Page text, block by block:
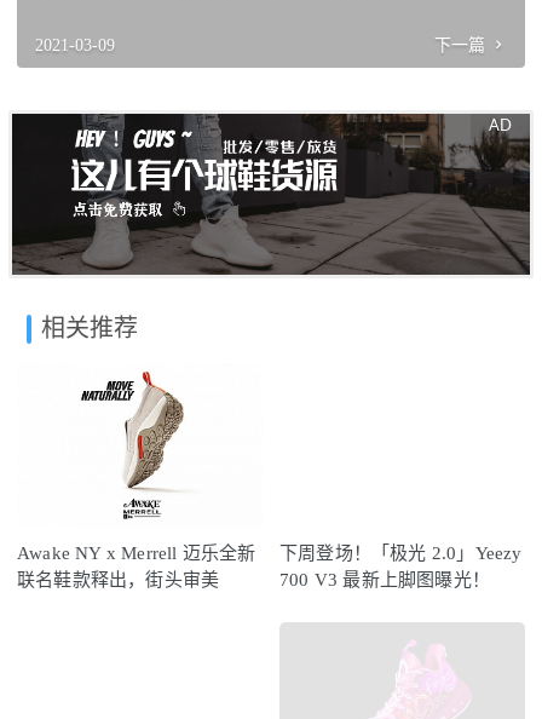
2021-03-09 下一篇
相关推荐
Awake NY x Merrell 迈乐全新
联名鞋款释出，街头审美
下周登场！「极光 2.0」Yeezy
700 V3 最新上脚图曝光！